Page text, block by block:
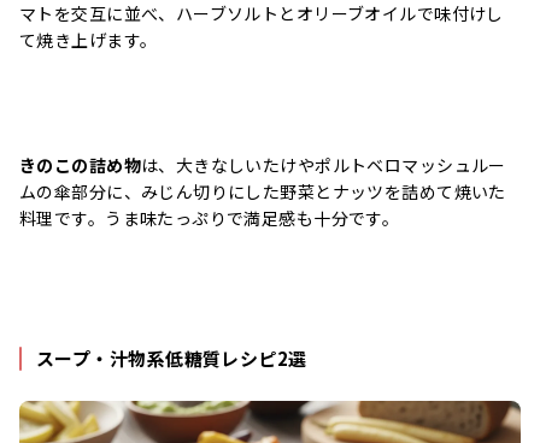
マトを交互に並べ、ハーブソルトとオリーブオイルで味付けし
て焼き上げます。
きのこの詰め物は、大きなしいたけやポルトベロマッシュルー
ムの傘部分に、みじん切りにした野菜とナッツを詰めて焼いた
料理です。うま味たっぷりで満足感も十分です。
スープ・汁物系低糖質レシピ2選